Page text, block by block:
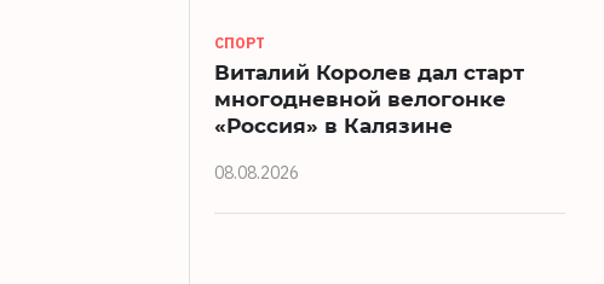
СПОРТ
Виталий Королев дал старт
многодневной велогонке
«Россия» в Калязине
08.08.2026